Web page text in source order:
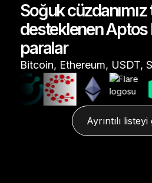
Soğuk cüzdanımız
desteklenen
paralar
Bitcoin, Ethereum, USDT,
Ayrıntılı